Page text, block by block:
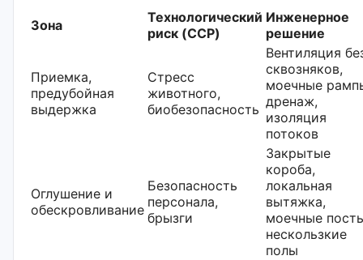
Зона
Технологический
риск (CCP)
Инженерное
решение
Приемка,
предубойная
выдержка
Стресс
животного,
биобезопасность
Вентиляция
сквозняков,
моечные
дренаж,
изоляция
потоков
Оглушение и
обескровливание
Безопасность
персонала,
брызги
Закрытые
короба,
локальная
вытяжка,
моечные
нескользкие
полы